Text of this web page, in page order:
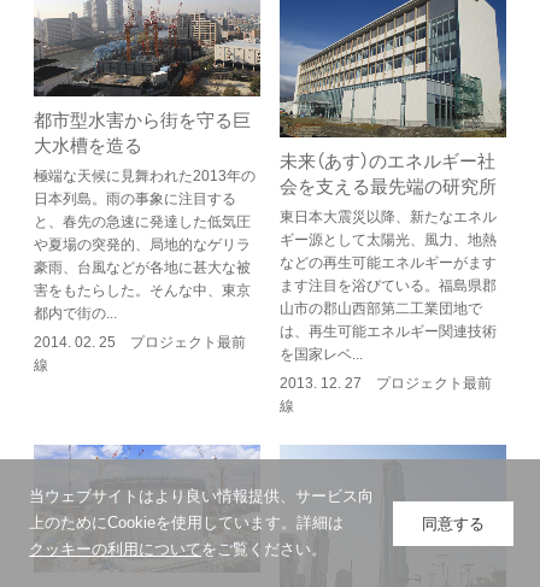
当ウェブサイトはより良い情報提供、サービス向
上のためにCookieを使用しています。詳細は
クッキーの利用についてをご覧ください。
同意する
都市型水害から街を守る巨
大水槽を造る
極端な天候に見舞われた2013年の
日本列島。雨の事象に注目する
と、春先の急速に発達した低気圧
や夏場の突発的、局地的なゲリラ
豪雨、台風などが各地に甚大な被
害をもたらした。そんな中、東京
都内で街の...
2014. 02. 25 プロジェクト最前
線
未来（あす）のエネルギー社
会を支える最先端の研究所
東日本大震災以降、新たなエネル
ギー源として太陽光、風力、地熱
などの再生可能エネルギーがます
ます注目を浴びている。福島県郡
山市の郡山西部第二工業団地で
は、再生可能エネルギー関連技術
を国家レベ...
2013. 12. 27 プロジェクト最前
線